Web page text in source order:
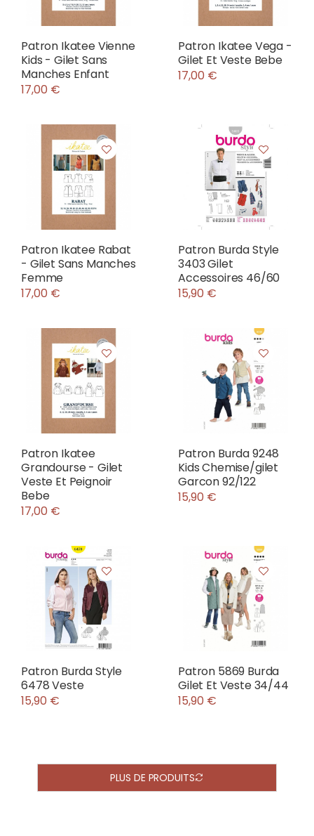
Patron Ikatee Vienne
Kids - Gilet Sans
Manches Enfant
17,00 €
Patron Ikatee Vega -
Gilet Et Veste Bebe
17,00 €
Patron Ikatee Rabat
- Gilet Sans Manches
Femme
17,00 €
Patron Burda Style
3403 Gilet
Accessoires 46/60
15,90 €
Patron Ikatee
Grandourse - Gilet
Veste Et Peignoir
Bebe
17,00 €
Patron Burda 9248
Kids Chemise/gilet
Garcon 92/122
15,90 €
Patron Burda Style
6478 Veste
15,90 €
Patron 5869 Burda
Gilet Et Veste 34/44
15,90 €
PLUS DE PRODUITS